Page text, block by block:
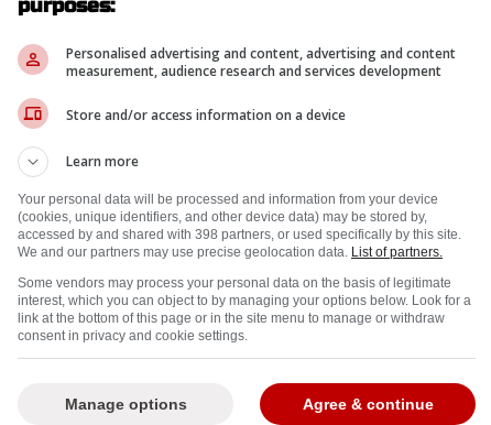
quelques joueurs pour libérer une ou
St-Louis.
purposes:
Personalised advertising and content, advertising and content
measurement, audience research and services development
Store and/or access information on a device
Learn more
Your personal data will be processed and information from your device
(cookies, unique identifiers, and other device data) may be stored by,
accessed by and shared with 398 partners, or used specifically by this site.
We and our partners may use precise geolocation data. List of partners.
Some vendors may process your personal data on the basis of legitimate
interest, which you can object to by managing your options below. Look for a
link at the bottom of this page or in the site menu to manage or withdraw
consent in privacy and cookie settings.
Agree & continue
Manage options